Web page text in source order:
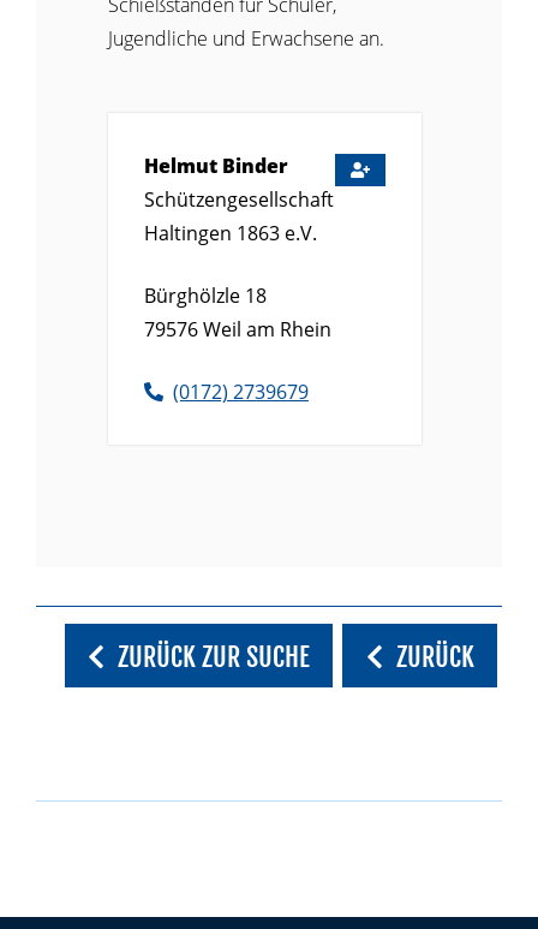
Helmut Binder
Schützengesellschaft
Haltingen 1863 e.V.
Bürghölzle 18
79576Weil am Rhein
(0172) 2739679
Jugendliche und Erwachsene an.
ZURÜCK ZUR SUCHE ZURÜCK